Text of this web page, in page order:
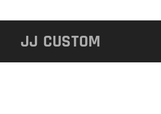
JJ CUSTOM